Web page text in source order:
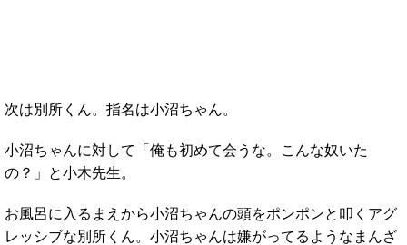
次は別所くん。指名は小沼ちゃん。
小沼ちゃんに対して「俺も初めて会うな。こんな奴いた
の？」と小木先生。
お風呂に入るまえから小沼ちゃんの頭をポンポンと叩くアグ
レッシブな別所くん。小沼ちゃんは嫌がってるようなまんざ